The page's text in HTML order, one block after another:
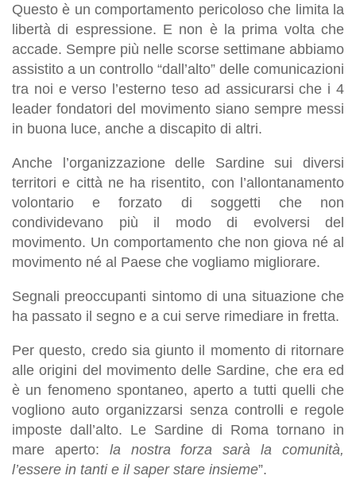
Questo è un comportamento pericoloso che limita la
libertà di espressione. E non è la prima volta che
accade. Sempre più nelle scorse settimane abbiamo
assistito a un controllo “dall’alto” delle comunicazioni
tra noi e verso l’esterno teso ad assicurarsi che i 4
leader fondatori del movimento siano sempre messi
in buona luce, anche a discapito di altri.
Anche l’organizzazione delle Sardine sui diversi
territori e città ne ha risentito, con l’allontanamento
volontario e forzato di soggetti che non
condividevano più il modo di evolversi del
movimento. Un comportamento che non giova né al
movimento né al Paese che vogliamo migliorare.
Segnali preoccupanti sintomo di una situazione che
ha passato il segno e a cui serve rimediare in fretta.
Per questo, credo sia giunto il momento di ritornare
alle origini del movimento delle Sardine, che era ed
è un fenomeno spontaneo, aperto a tutti quelli che
vogliono auto organizzarsi senza controlli e regole
imposte dall’alto. Le Sardine di Roma tornano in
mare aperto: la nostra forza sarà la comunità,
l’essere in tanti e il saper stare insieme”.